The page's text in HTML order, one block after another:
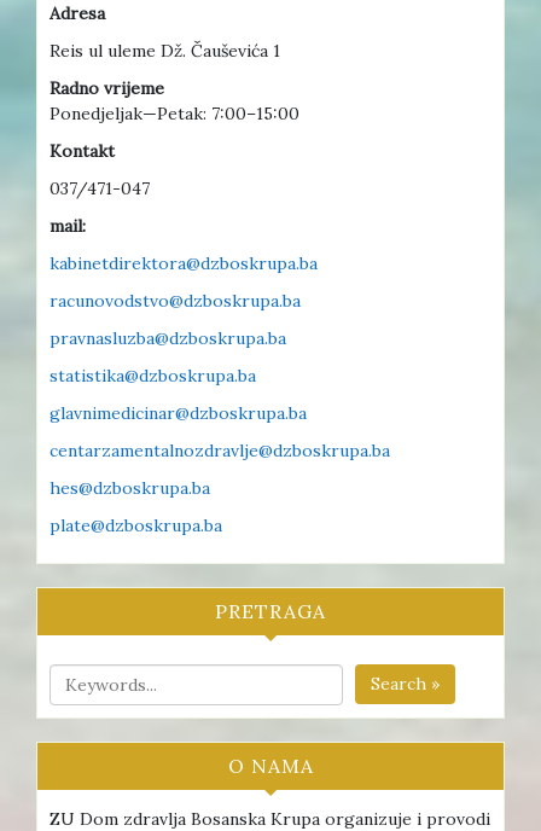
Adresa
Reis ul uleme Dž. Čauševića 1
Radno vrijeme
Ponedjeljak—Petak: 7:00–15:00
Kontakt
037/471-047
mail:
kabinetdirektora@dzboskrupa.ba
racunovodstvo@dzboskrupa.ba
pravnasluzba@dzboskrupa.ba
statistika@dzboskrupa.ba
glavnimedicinar@dzboskrupa.ba
centarzamentalnozdravlje@dzboskrupa.ba
hes@dzboskrupa.ba
plate@dzboskrupa.ba
PRETRAGA
Search »
O NAMA
ZU Dom zdravlja Bosanska Krupa organizuje i provodi